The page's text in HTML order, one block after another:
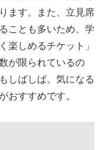
ます。また、立見席
ことも多いため、学
楽しめるチケット」
が限られているの
しばしば。気になる
おすすめです。